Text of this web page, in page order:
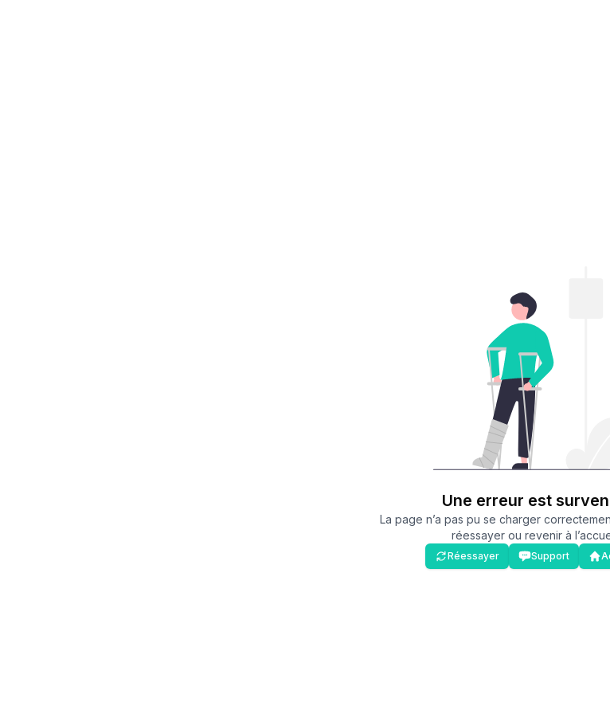
Une erreur est
La page n’a pas pu se charger
réessayer ou revenir à
Réessayer Support